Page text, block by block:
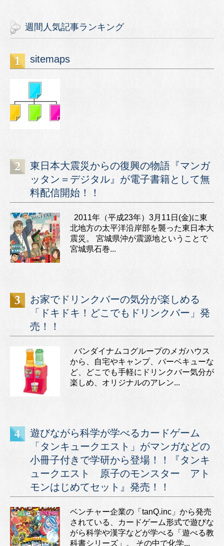
週間人気記事ランキング
sitemaps
東日本大震災からの復興の物語『マンガ
ッタン＝デジタル』が電子書籍として無
料配信開始！！
2011年（平成23年）3月11日(金)に東
北地方の太平洋沿岸部を襲った東日本大
震災。 宮城県沖が震源地ということで
宮城県石巻...
お家でドリンクバーの気分が楽しめる
「ドキドキ！どこでもドリンクバー」発
売！！
バンダイナムコグループのメガハウス
から、自宅やキャンプ、バーベキューな
ど、どこでも手軽にドリンクバー気分が
楽しめ、オリジナルのアレン...
遊びながら科学が学べるカードゲーム
「タンキュークエスト」がマンガなどの
小冊子付きで学研から登場！！『タンキ
ュークエスト 原子のモンスター アト
モンはじめてセット』発売！！
ベンチャー企業の「tanQ.inc」から発売
されている、カードゲーム形式で遊びな
がら科学や漢字などが学べる「遊べる教
科書シリーズ」。 その中で化学...